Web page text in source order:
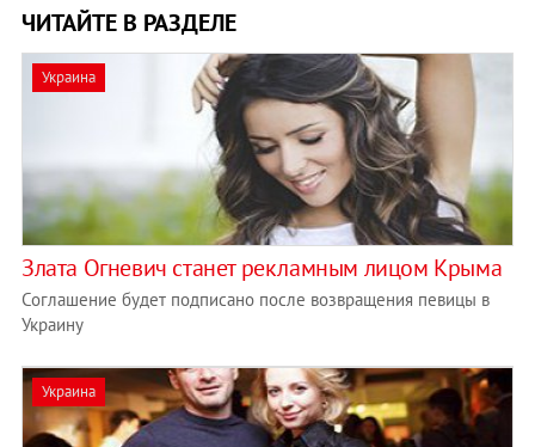
ЧИТАЙТЕ В РАЗДЕЛЕ
Украина
Злата Огневич станет рекламным лицом Крыма
Соглашение будет подписано после возвращения певицы в
Украину
Украина